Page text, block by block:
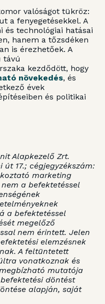
valóságot tükröz:
a fenyegetésekkel. A
és technológiai hatásai
hanem a tőzsdéken
is érezhetőek. A
távú
kezdődött, hogy
növekedés, és
évek
és politikai
Alapkezelő Zrt.
út 17.; cégjegyzékszám:
marketing
a befektetéssel
a befektetéssel
megelőző
nem érintett. Jelen
elemzésnek
A feltüntetett
vonatkoznak és
mutatója
döntést
alapján, saját